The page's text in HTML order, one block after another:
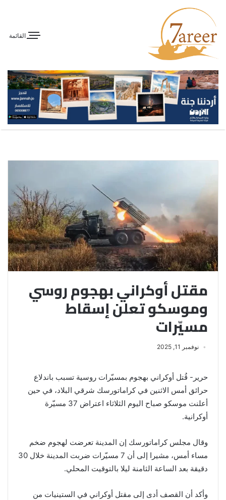
القائمة
مقتل أوكراني بهجوم روسي
وموسكو تعلن إسقاط
مسيّرات
نوفمبر 11, 2025
حرير- قُتل أوكراني بهجوم بمسيّرات روسية تسبب باندلاع
حرائق أمس الاثنين في كراماتورسك شرقي البلاد، في حين
أعلنت موسكو صباح اليوم الثلاثاء اعتراض 37 مسيّرة
أوكرانية.
وقال مجلس كراماتورسك إن المدينة تعرضت لهجوم ضخم
مساء أمس، مشيرا إلى أن 7 مسيّرات ضربت المدينة خلال 30
دقيقة بعد الساعة الثامنة ليلا بالتوقيت المحلي.
وأكد أن القصف أدى إلى مقتل أوكراني في الستينيات من